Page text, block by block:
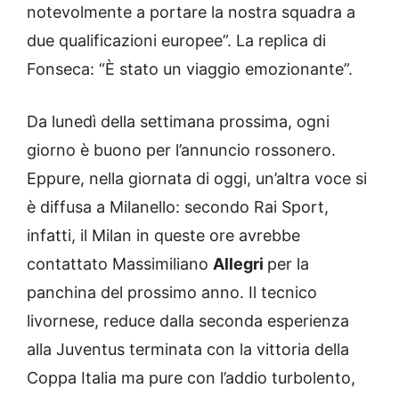
notevolmente a portare la nostra squadra a
due qualificazioni europee”. La replica di
Fonseca: “È stato un viaggio emozionante”.
Da lunedì della settimana prossima, ogni
giorno è buono per l’annuncio rossonero.
Eppure, nella giornata di oggi, un’altra voce si
è diffusa a Milanello: secondo Rai Sport,
infatti, il Milan in queste ore avrebbe
contattato Massimiliano Allegri per la
panchina del prossimo anno. Il tecnico
livornese, reduce dalla seconda esperienza
alla Juventus terminata con la vittoria della
Coppa Italia ma pure con l’addio turbolento,